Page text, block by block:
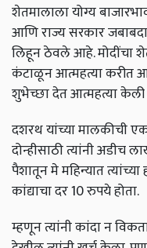
शेतमालाला योग्य
आणि राज्य सरकार
लिहून ठेवले आहे. मोदींचा
कंटाळून आत्महत्या करीत
शुभेच्छा देत आत्महत्या
दशरथ यांच्या मालकीची
दोन्हीसाठी त्यांनी अडीच
पैशातून मे महिन्यात
कांद्याचा दर 10 रुपये होता.
म्हणून त्यांनी कांदा न